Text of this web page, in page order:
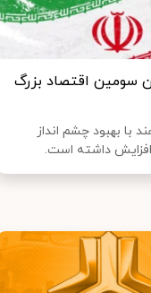
سومین اقتصاد بزرگ
با بهبود چشم انداز